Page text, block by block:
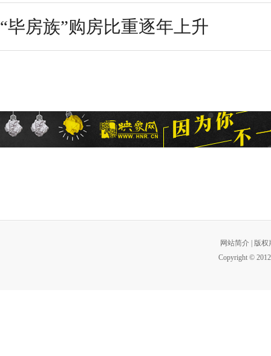
“毕房族”购房比重逐年上升
网站简介
版权
Copyright ©